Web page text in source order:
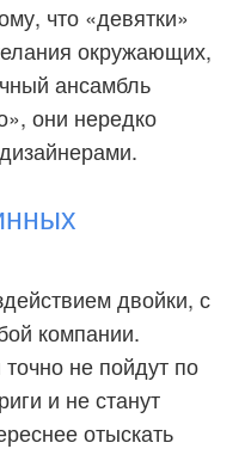
что «девятки»
окружающих,
ансамбль
они нередко
двойки, с
компании.
не пойдут по
и не станут
отыскать